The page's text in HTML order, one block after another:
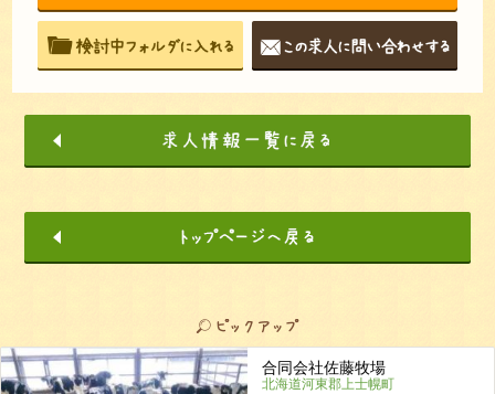
合同会社佐藤牧場
北海道河東郡上士幌町